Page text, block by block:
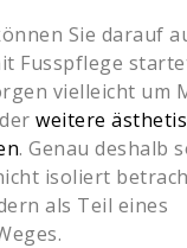
Sie darauf
Fusspflege
vielleicht um
weitere
. Genau deshalb
isoliert
als Teil eines